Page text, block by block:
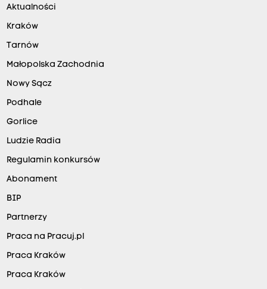
Aktualności
Kraków
Tarnów
Małopolska Zachodnia
Nowy Sącz
Podhale
Gorlice
Ludzie Radia
Regulamin konkursów
Abonament
BIP
Partnerzy
Praca na Pracuj.pl
Praca Kraków
Praca Kraków